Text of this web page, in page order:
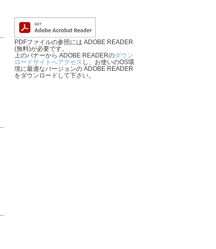
PDFファイルの参照には ADOBE READER
(無料)が必要です。
上のバナーから ADOBE READERのダウン
ロードサイトへアクセス し、お使いのOS環
境に最適なバージョンの ADOBE READER
をダウンロードして下さい。